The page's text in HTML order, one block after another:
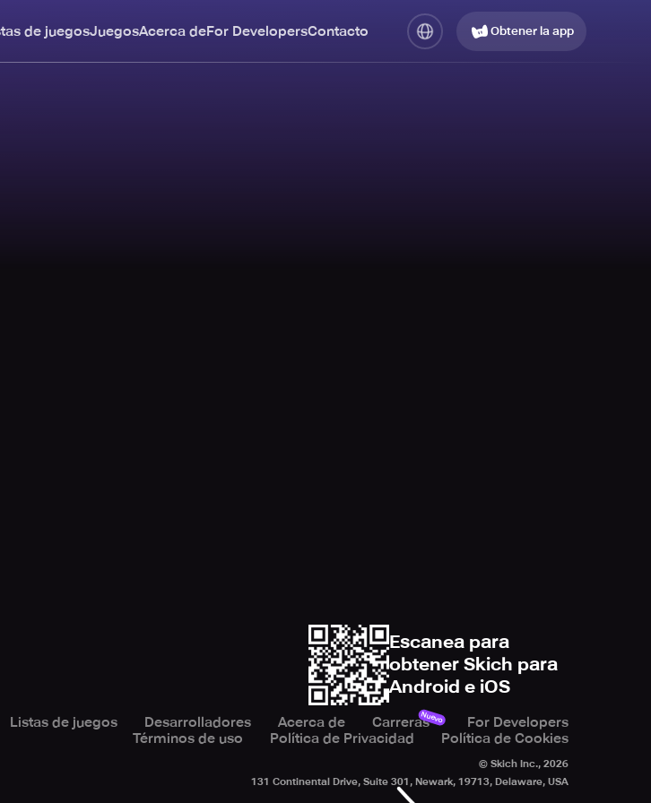
de juegosJuegosAcerca deFor DevelopersContacto Obtener la app
Escanea para
obtener Skich para
Android e iOS
Listas de juegos Desarrolladores Acerca de CarrerasNuevo
For Developers
Términos de uso
Política de Privacidad Política de Cookies
© Skich Inc., 2026
131 Continental Drive, Suite 301, Newark, 19713, Delaware, USA